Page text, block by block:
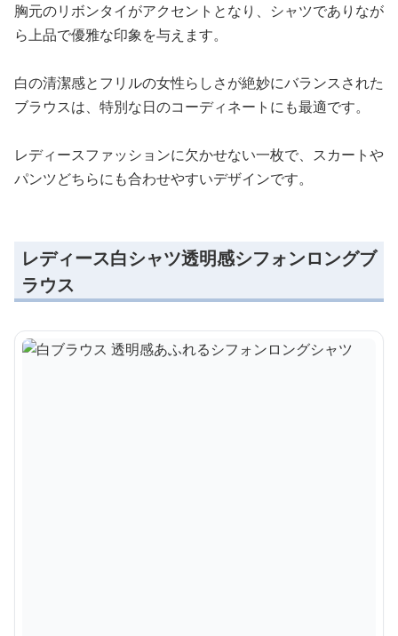
胸元のリボンタイがアクセントとなり、シャツでありなが
ら上品で優雅な印象を与えます。
白の清潔感とフリルの女性らしさが絶妙にバランスされた
ブラウスは、特別な日のコーディネートにも最適です。
レディースファッションに欠かせない一枚で、スカートや
パンツどちらにも合わせやすいデザインです。
レディース白シャツ透明感シフォンロングブ
ラウス